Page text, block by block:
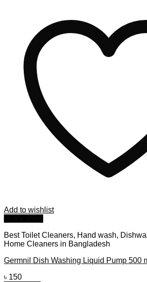
Add to wishlist
Best Toilet Cleaners, Hand wash,
Home Cleaners in Bangladesh
Germnil Dish Washing Liquid Pump 500
৳ 150